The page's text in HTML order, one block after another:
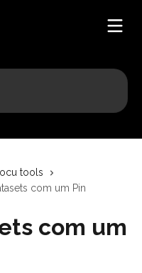
tools
com um Pin
com um